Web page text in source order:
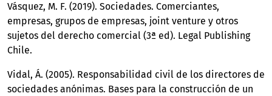
Vásquez, M. F. (2019). Sociedades. Comerciantes,
empresas, grupos de empresas, joint venture y otros
sujetos del derecho comercial (3ª ed). Legal Publishing
Chile.
Vidal, Á. (2005). Responsabilidad civil de los directores de
sociedades anónimas. Bases para la construcción de un